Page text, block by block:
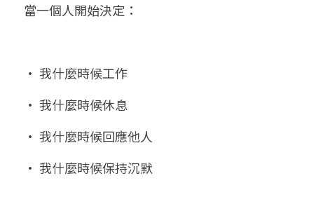
當一個人開始決定：
• 我什麼時候工作
• 我什麼時候休息
• 我什麼時候回應他人
• 我什麼時候保持沉默